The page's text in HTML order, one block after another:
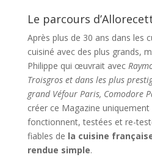
Le parcours
Après plus de 30 ans dans les
cuisiné avec des plus grands,
Philippe qui œuvrait avec
Troisgros et dans les plus
grand Véfour Paris, Comodore
créer ce Magazine
fonctionnent, testées et re-
fiables de la cuisine
rendue simple.